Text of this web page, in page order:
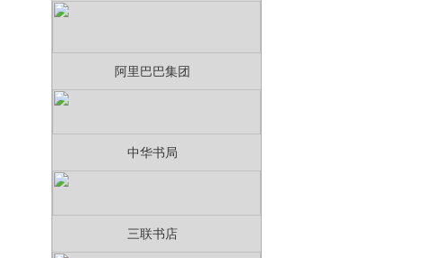
阿里巴巴集团
中华书局
三联书店